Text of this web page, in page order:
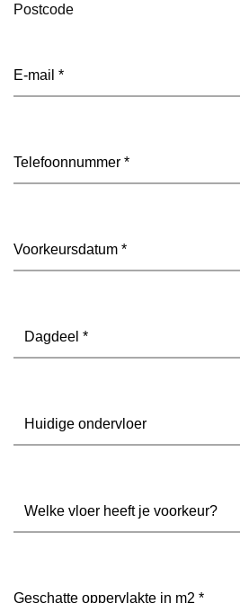
Postcode
E-
Telefoon
Datum (Vereist)
Dagdeel (Vereist)
Ondervloer (Vereist)
Welke
Geschatte